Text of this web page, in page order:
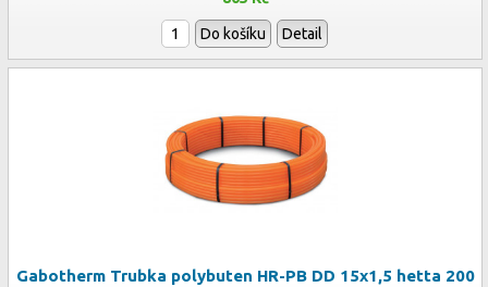
Do košíku Detail
Gabotherm Trubka polybuten HR-PB DD 15x1,5 hetta 200